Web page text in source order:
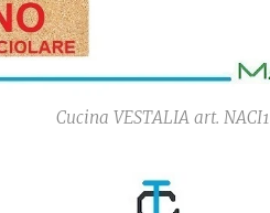
Cucina VESTALIA art. NACI1